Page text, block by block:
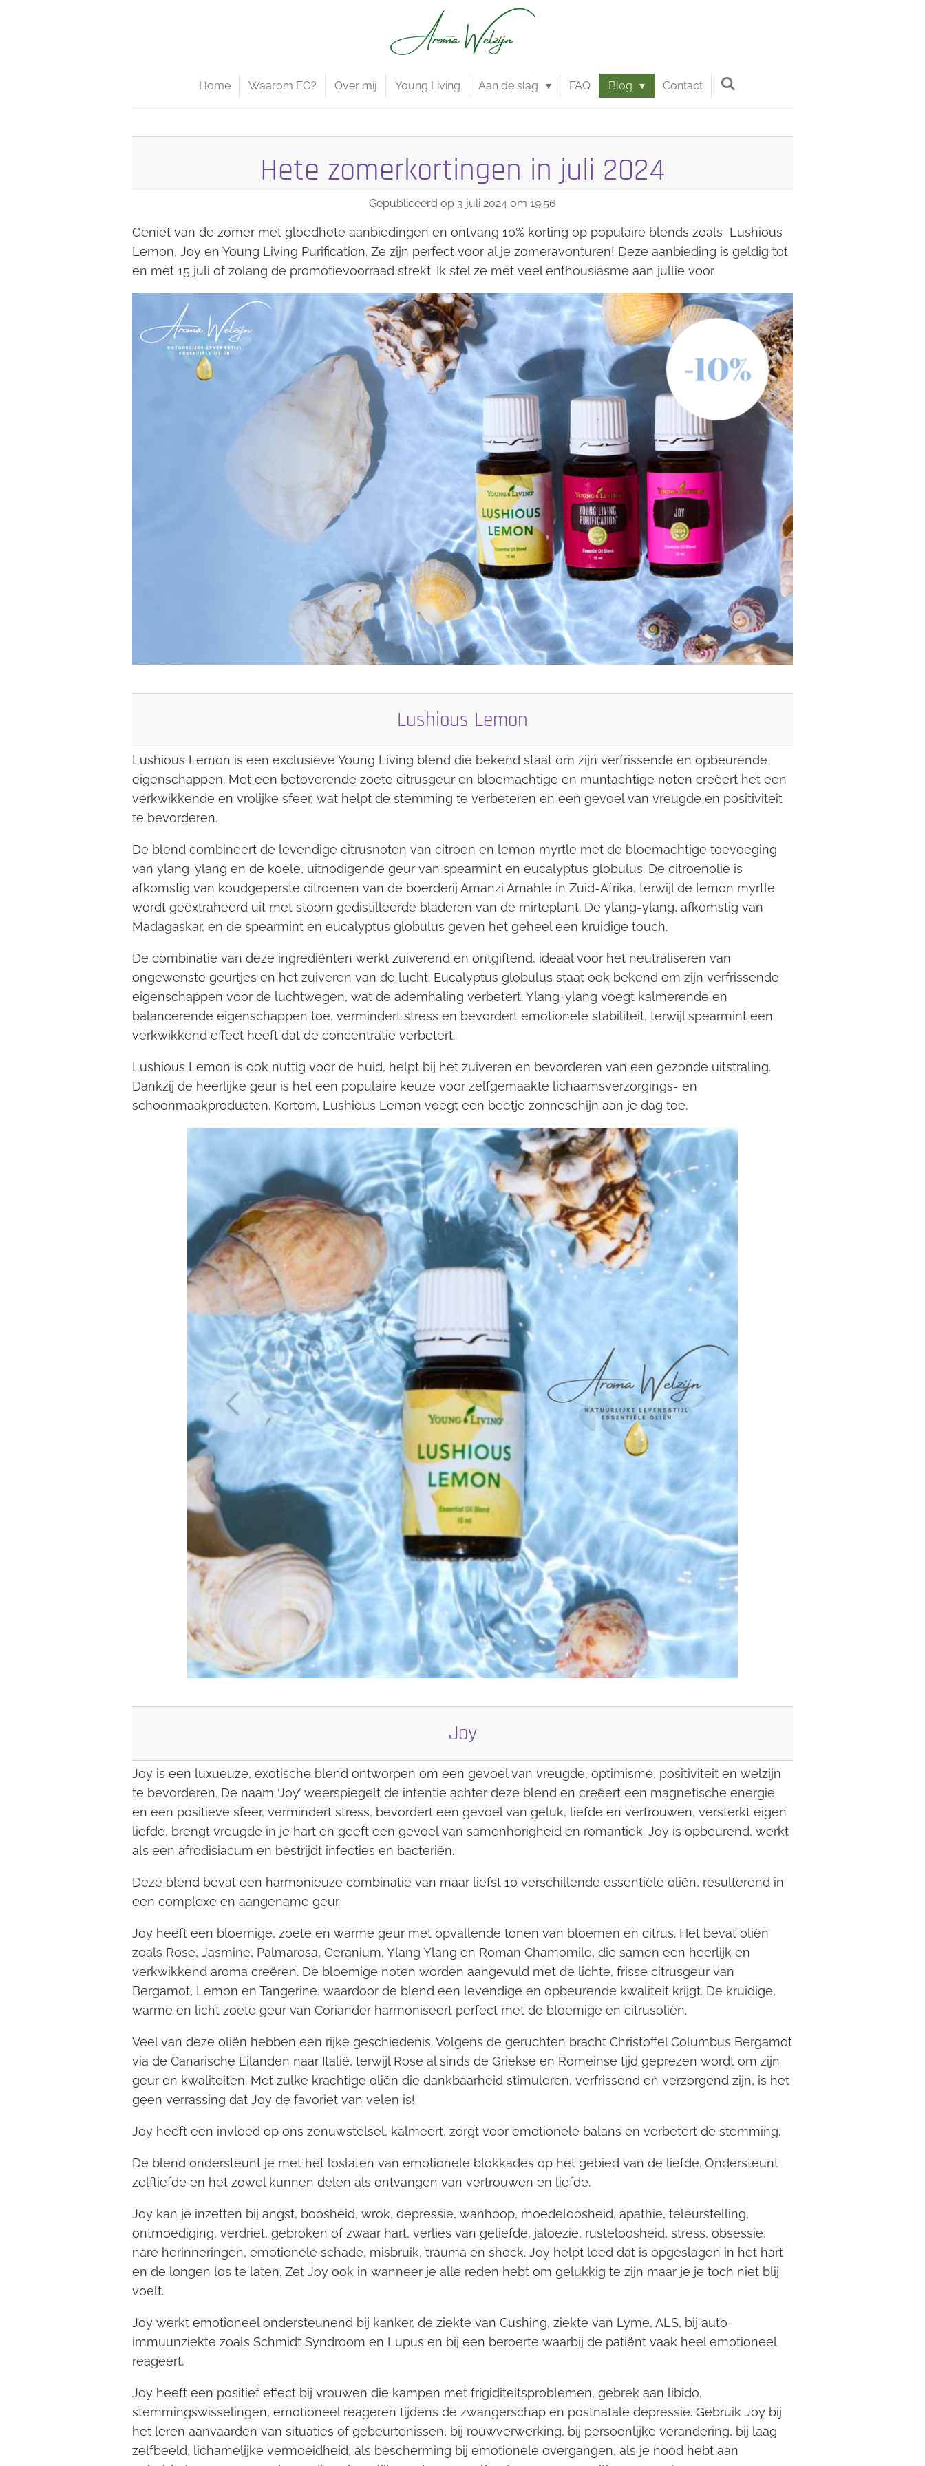
Home Waarom EO? Over mij Young Living Aan de slag FAQ Blog Contact
Hete zomerkortingen in juli 2024
Gepubliceerd op 3 juli 2024 om 19:56
Geniet van de zomer met gloedhete aanbiedingen en ontvang 10% korting op populaire blends zoals Lushious
Lemon, Joy en Young Living Purification. Ze zijn perfect voor al je zomeravonturen! Deze aanbieding is geldig tot
en met 15 juli of zolang de promotievoorraad strekt. Ik stel ze met veel enthousiasme aan jullie voor.
Lushious Lemon
Lushious Lemon is een exclusieve Young Living blend die bekend staat om zijn verfrissende en opbeurende
eigenschappen. Met een betoverende zoete citrusgeur en bloemachtige en muntachtige noten creëert het een
verkwikkende en vrolijke sfeer, wat helpt de stemming te verbeteren en een gevoel van vreugde en positiviteit
te bevorderen.
De blend combineert de levendige citrusnoten van citroen en lemon myrtle met de bloemachtige toevoeging
van ylang-ylang en de koele, uitnodigende geur van spearmint en eucalyptus globulus. De citroenolie is
afkomstig van koudgeperste citroenen van de boerderij Amanzi Amahle in Zuid-Afrika, terwijl de lemon myrtle
wordt geëxtraheerd uit met stoom gedistilleerde bladeren van de mirteplant. De ylang-ylang, afkomstig van
Madagaskar, en de spearmint en eucalyptus globulus geven het geheel een kruidige touch.
De combinatie van deze ingrediënten werkt zuiverend en ontgiftend, ideaal voor het neutraliseren van
ongewenste geurtjes en het zuiveren van de lucht. Eucalyptus globulus staat ook bekend om zijn verfrissende
eigenschappen voor de luchtwegen, wat de ademhaling verbetert. Ylang-ylang voegt kalmerende en
balancerende eigenschappen toe, vermindert stress en bevordert emotionele stabiliteit, terwijl spearmint een
verkwikkend effect heeft dat de concentratie verbetert.
Lushious Lemon is ook nuttig voor de huid, helpt bij het zuiveren en bevorderen van een gezonde uitstraling.
Dankzij de heerlijke geur is het een populaire keuze voor zelfgemaakte lichaamsverzorgings- en
schoonmaakproducten. Kortom, Lushious Lemon voegt een beetje zonneschijn aan je dag toe.
Joy
Joy is een luxueuze, exotische blend ontworpen om een gevoel van vreugde, optimisme, positiviteit en welzijn
te bevorderen. De naam ‘Joy’ weerspiegelt de intentie achter deze blend en creëert een magnetische energie
en een positieve sfeer, vermindert stress, bevordert een gevoel van geluk, liefde en vertrouwen, versterkt eigen
liefde, brengt vreugde in je hart en geeft een gevoel van samenhorigheid en romantiek. Joy is opbeurend, werkt
als een afrodisiacum en bestrijdt infecties en bacteriën.
Deze blend bevat een harmonieuze combinatie van maar liefst 10 verschillende essentiële oliën, resulterend in
een complexe en aangename geur.
Joy heeft een bloemige, zoete en warme geur met opvallende tonen van bloemen en citrus. Het bevat oliën
zoals Rose, Jasmine, Palmarosa, Geranium, Ylang Ylang en Roman Chamomile, die samen een heerlijk en
verkwikkend aroma creëren. De bloemige noten worden aangevuld met de lichte, frisse citrusgeur van
Bergamot, Lemon en Tangerine, waardoor de blend een levendige en opbeurende kwaliteit krijgt. De kruidige,
warme en licht zoete geur van Coriander harmoniseert perfect met de bloemige en citrusoliën.
Veel van deze oliën hebben een rijke geschiedenis. Volgens de geruchten bracht Christoffel Columbus Bergamot
via de Canarische Eilanden naar Italië, terwijl Rose al sinds de Griekse en Romeinse tijd geprezen wordt om zijn
geur en kwaliteiten. Met zulke krachtige oliën die dankbaarheid stimuleren, verfrissend en verzorgend zijn, is het
geen verrassing dat Joy de favoriet van velen is!
Joy heeft een invloed op ons zenuwstelsel, kalmeert, zorgt voor emotionele balans en verbetert de stemming.
De blend ondersteunt je met het loslaten van emotionele blokkades op het gebied van de liefde. Ondersteunt
zelfliefde en het zowel kunnen delen als ontvangen van vertrouwen en liefde.
Joy kan je inzetten bij angst, boosheid, wrok, depressie, wanhoop, moedeloosheid, apathie, teleurstelling,
ontmoediging, verdriet, gebroken of zwaar hart, verlies van geliefde, jaloezie, rusteloosheid, stress, obsessie,
nare herinneringen, emotionele schade, misbruik, trauma en shock. Joy helpt leed dat is opgeslagen in het hart
en de longen los te laten. Zet Joy ook in wanneer je alle reden hebt om gelukkig te zijn maar je je toch niet blij
voelt.
Joy werkt emotioneel ondersteunend bij kanker, de ziekte van Cushing, ziekte van Lyme, ALS, bij auto-
immuunziekte zoals Schmidt Syndroom en Lupus en bij een beroerte waarbij de patiënt vaak heel emotioneel
reageert.
Joy heeft een positief effect bij vrouwen die kampen met frigiditeitsproblemen, gebrek aan libido,
stemmingswisselingen, emotioneel reageren tijdens de zwangerschap en postnatale depressie. Gebruik Joy bij
het leren aanvaarden van situaties of gebeurtenissen, bij rouwverwerking, bij persoonlijke verandering, bij laag
zelfbeeld, lichamelijke vermoeidheid, als bescherming bij emotionele overgangen, als je nood hebt aan